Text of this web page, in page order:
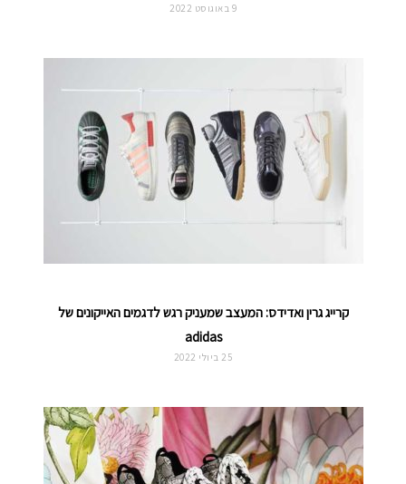
9 באוגוסט 2022
קרייג גרין ואדידס: המעצב שמעניק רגש לדגמים האייקונים של
adidas
25 ביולי 2022